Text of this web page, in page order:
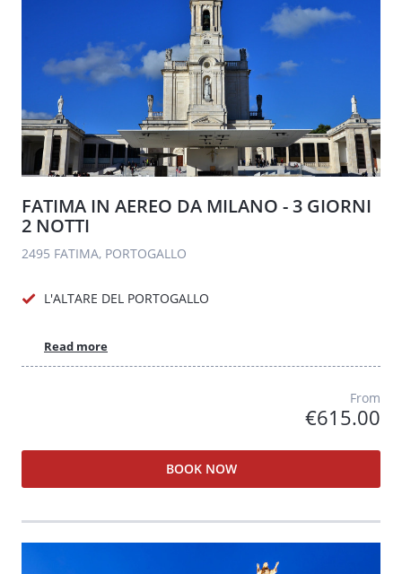
FATIMA IN AEREO DA MILANO - 3 GIORNI
2 NOTTI
2495 FATIMA, PORTOGALLO
L'ALTARE DEL PORTOGALLO
Read more
From
€615.00
BOOK NOW